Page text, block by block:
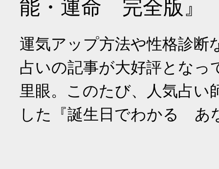
能・運命 完全版』
運気アップ方法や性格診断
占いの記事が大好評となっ
里眼。このたび、人気占い
した『誕生日でわかる あ